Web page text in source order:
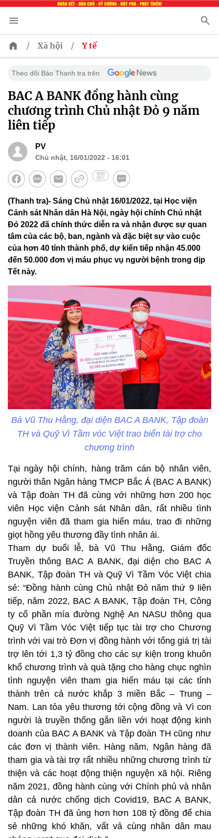
/ Xã hội / Y tế
Theo dõi Báo Thanh tra trên
BAC A BANK đồng hành cùng
chương trình Chủ nhật Đỏ 9 năm
liên tiếp
PV
Chủ nhật, 16/01/2022 - 16:01
(Thanh tra)- Sáng Chủ nhật 16/01/2022, tại Học viện
Cảnh sát Nhân dân Hà Nội, ngày hội chính Chủ nhật
Đỏ 2022 đã chính thức diễn ra và nhận được sự quan
tâm của các bộ, ban, ngành và đặc biệt sự vào cuộc
của hơn 40 tỉnh thành phố, dự kiến tiếp nhận 45.000
đến 50.000 đơn vị máu phục vụ người bệnh trong dịp
Tết này.
Bà Vũ Thu Hằng, đại diện BAC A BANK, Tập đoàn
TH và Quỹ Vì Tầm vóc Việt trao biển tài trợ cho
chương trình
Tại ngày hội chính, hàng trăm cán bộ nhân viên,
người thân Ngân hàng TMCP Bắc Á (BAC A BANK)
và Tập đoàn TH đã cùng với những hơn 200 học
viên Học viện Cảnh sát Nhân dân, rất nhiều tình
nguyện viên đã tham gia hiến máu, trao đi những
giọt hồng yêu thương đầy tình nhân ái.
Tham dự buổi lễ, bà Vũ Thu Hằng, Giám đốc
Truyền thông BAC A BANK, đại diện cho BAC A
BANK, Tập đoàn TH và Quỹ Vì Tầm Vóc Việt chia
sẻ: “Đồng hành cùng Chủ nhật Đỏ năm thứ 9 liên
tiếp, năm 2022, BAC A BANK, Tập đoàn TH, Công
ty cổ phần mía đường Nghệ An NASU thông qua
Quỹ Vì Tầm Vóc Việt tiếp tục tài trợ cho Chương
trình với vai trò Đơn vị đồng hành với tổng giá trị tài
trợ lên tới 1,3 tỷ đồng cho các sự kiện trong khuôn
khổ chương trình và quà tặng cho hàng chục nghìn
tình nguyện viên tham gia hiến máu tại các tỉnh
thành trên cả nước khắp 3 miền Bắc – Trung –
Nam. Lan tỏa yêu thương tới cộng đồng và Vì con
người là truyền thống gắn liền với hoạt động kinh
doanh của BAC A BANK và Tập đoàn TH cũng như
các đơn vị thành viên. Hàng năm, Ngân hàng đã
tham gia và tài trợ rất nhiều những chương trình từ
thiện và các hoạt động thiện nguyện xã hội. Riêng
năm 2021, đồng hành cùng với Chính phủ và nhân
dân cả nước chống dịch Covid19, BAC A BANK,
Tập đoàn TH đã ủng hơn hơn 108 tỷ đồng để chia
sẻ những khó khăn, vất vả cùng nhân dân mau